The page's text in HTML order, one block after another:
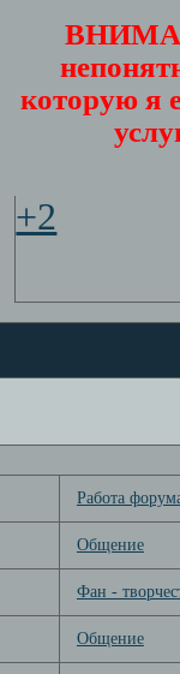
которую я
+2
Работа
Общение
Фан -
Общение